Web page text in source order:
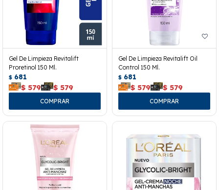
Gel De Limpieza Revitalift
Proretinol 150 Ml.
$ 681
$ 579 $ 579
Gel De Limpieza Revitalift Oil
Control 150 Ml.
$ 681
$ 579 $ 579